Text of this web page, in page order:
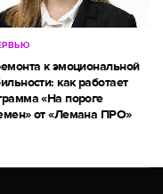
к эмоциональной
как работает
«На пороге
от «Лемана ПРО»